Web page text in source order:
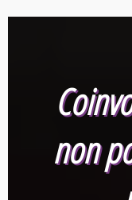
non